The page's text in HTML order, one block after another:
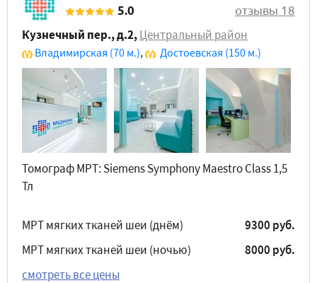
5.0 отзывы 18
Кузнечный пер., д.2,Центральный район
Владимирская (70 м.), Достоевская (150 м.)
Томограф МРТ: Siemens Symphony Maestro Class 1,5
Тл
МРТ мягких тканей шеи (днём)
9300 руб.
МРТ мягких тканей шеи (ночью)
8000 руб.
смотреть все цены